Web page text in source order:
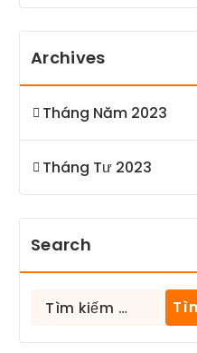
Archives
Tháng Năm 2023
Tháng Tư 2023
Search
Tìm